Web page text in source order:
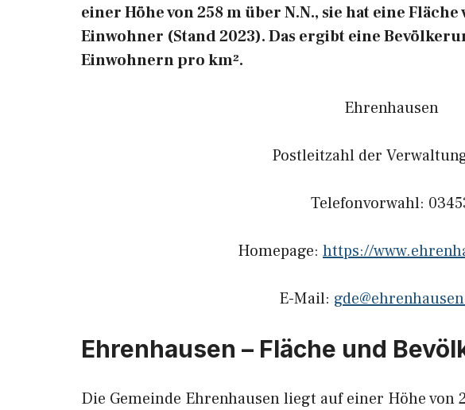
einer Höhe von 258 m über N.N., sie hat eine Fläche
Einwohner (Stand 2023). Das ergibt eine
Einwohnern pro km².
Ehrenhausen
Postleitzahl der
Telefonvorwahl:
Homepage: https://
E-Mail:
Ehrenhausen – Fläche und
Die Gemeinde Ehrenhausen liegt auf einer Höhe von